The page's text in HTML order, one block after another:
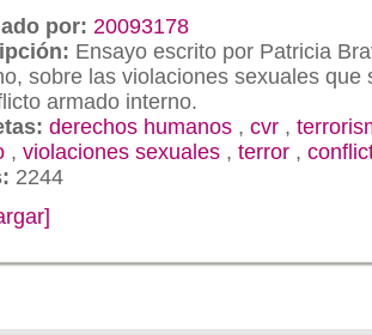
por: 20093178
Ensayo escrito por Patricia
sobre las violaciones sexuales que
armado interno.
derechos humanos , cvr ,
, violaciones sexuales , terror ,
2244